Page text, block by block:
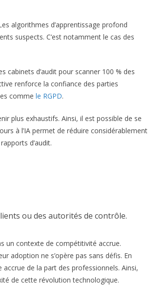
algorithmes d’apprentissage profond
suspects. C’est notamment le cas des
cabinets d’audit pour scanner 100 % des
renforce la confiance des parties
comme le RGPD.
plus exhaustifs. Ainsi, il est possible de se
à l’IA permet de réduire considérablement
d’audit.
ou des autorités de contrôle.
un contexte de compétitivité accrue.
adoption ne s’opère pas sans défis. En
de la part des professionnels. Ainsi,
de cette révolution technologique.